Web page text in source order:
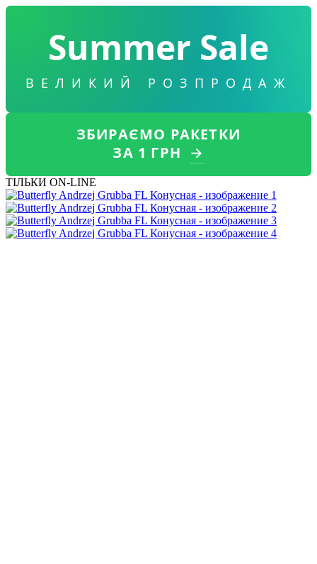
Summer Sale
ВЕЛИКИЙ РОЗПРОДАЖ
ЗБИРАЄМО РАКЕТКИ
ЗА 1 ГРН →
ТІЛЬКИ ON-LINE